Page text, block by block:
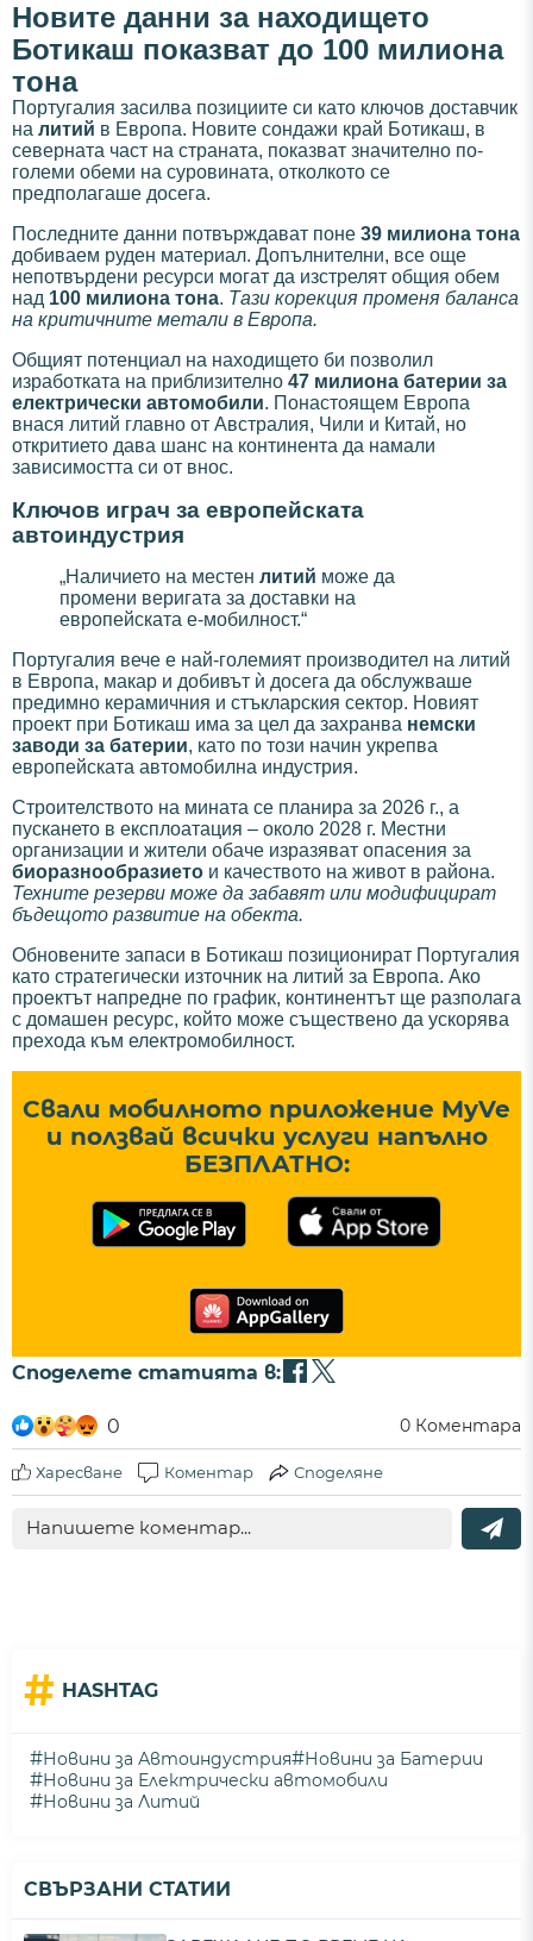
Новите данни за находището
Ботикаш показват до 100 милиона
тона
Португалия засилва позициите си като ключов доставчик
на литий в Европа. Новите сондажи край Ботикаш, в
северната част на страната, показват значително по-
големи обеми на суровината, отколкото се
предполагаше досега.
Последните данни потвърждават поне 39 милиона тона
добиваем руден материал. Допълнителни, все още
непотвърдени ресурси могат да изстрелят общия обем
над 100 милиона тона. Тази корекция променя баланса
на критичните метали в Европа.
Общият потенциал на находището би позволил
изработката на приблизително 47 милиона батерии за
електрически автомобили. Понастоящем Европа
внася литий главно от Австралия, Чили и Китай, но
откритието дава шанс на континента да намали
зависимостта си от внос.
Ключов играч за европейската
автоиндустрия
„Наличието на местен литий може да
промени веригата за доставки на
европейската e-мобилност.“
Португалия вече е най-големият производител на литий
в Европа, макар и добивът ѝ досега да обслужваше
предимно керамичния и стъкларския сектор. Новият
проект при Ботикаш има за цел да захранва немски
заводи за батерии, като по този начин укрепва
европейската автомобилна индустрия.
Строителството на мината се планира за 2026 г., а
пускането в експлоатация – около 2028 г. Местни
организации и жители обаче изразяват опасения за
биоразнообразието и качеството на живот в района.
Техните резерви може да забавят или модифицират
бъдещото развитие на обекта.
Обновените запаси в Ботикаш позиционират Португалия
като стратегически източник на литий за Европа. Ако
проектът напредне по график, континентът ще разполага
с домашен ресурс, който може съществено да ускорява
прехода към електромобилност.
Свали мобилното приложение MyVe
и ползвай всички услуги напълно
БЕЗПЛАТНО:
Споделете статията в:
0 0 Коментара
Харесване Коментар Споделяне
# HASHTAG
#Новини за Автоиндустрия#Новини за Батерии
#Новини за Електрически автомобили
#Новини за Литий
СВЪРЗАНИ СТАТИИ